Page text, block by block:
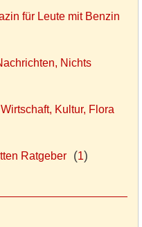
für Leute mit Benzin
Nichts
Kultur, Flora
Ratgeber (1)